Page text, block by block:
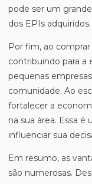
pode ser um
dos EPIs adquiridos.
Por fim, ao
contribuindo para a
pequenas
comunidade. Ao
fortalecer a
na sua área. Essa
influenciar sua
Em resumo, as
são numerosas.